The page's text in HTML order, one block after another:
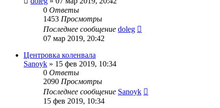
0 Ответы
1453 Просмотры
Последнее сообщение doleg
07 мар 2019, 20:42
Центровка коленвала
Sanoyk » 15 фев 2019, 10:34
0 Ответы
2090 Просмотры
Последнее сообщение Sanoyk
15 фев 2019, 10:34